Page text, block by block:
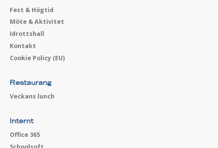
Fest & Högtid
Möte & Aktivitet
Idrottshall
Kontakt
Cookie Policy (EU)
Restaurang
Veckans lunch
Internt
Office 365